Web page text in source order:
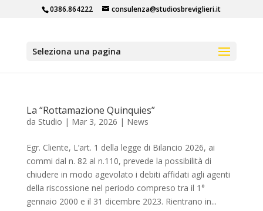
0386.864222 consulenza@studiosbreviglieri.it
Seleziona una pagina
La “Rottamazione Quinquies”
da Studio | Mar 3, 2026 | News
Egr. Cliente, L’art. 1 della legge di Bilancio 2026, ai
commi dal n. 82 al n.110, prevede la possibilità di
chiudere in modo agevolato i debiti affidati agli agenti
della riscossione nel periodo compreso tra il 1°
gennaio 2000 e il 31 dicembre 2023. Rientrano in...